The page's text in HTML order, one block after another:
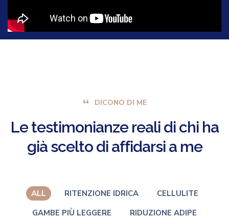
DICONO DI ME
Le testimonianze reali di chi ha
già scelto di affidarsi a me
ALL RITENZIONE IDRICA
CELLULITE
GAMBE PIÙ LEGGERE
RIDUZIONE ADIPE